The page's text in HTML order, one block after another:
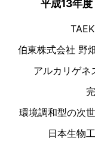
平成13年度
伯東株式会社 野
アルカリゲネ
環境調和型の次
日本生物